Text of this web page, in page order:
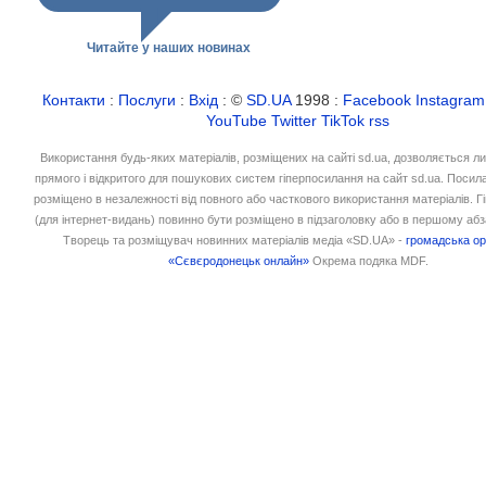
Читайте у наших новинах
Контакти : Послуги : Вхід : ©SD.UA1998 : Facebook Instagram
YouTube Twitter TikTok rss
Використання будь-яких матеріалів, розміщених на сайті sd.ua, дозволяється
прямого і відкритого для пошукових систем гіперпосилання на сайт sd.ua.
розміщено в незалежності від повного або часткового використання матеріалів.
(для інтернет-видань) повинно бути розміщено в підзаголовку або в першому
Творець та розміщувач новинних матеріалів медіа «SD.UA» -громадська
«Сєвєродонецьк онлайн» Окрема подяка MDF.